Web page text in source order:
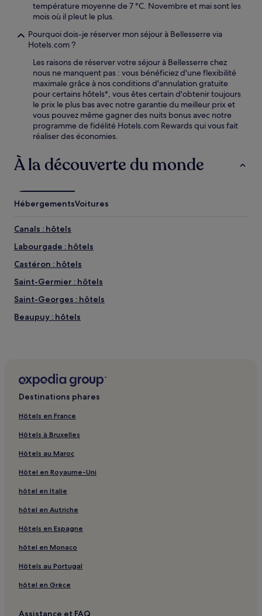
température moyenne de 7 °C. Novembre et mai sont les
mois où il pleut le plus.
Pourquoi dois-je réserver mon séjour à Bellesserre via
Hotels.com ?
Les raisons de réserver votre séjour à Bellesserre chez
nous ne manquent pas : vous bénéficiez d'une flexibilité
maximale grâce à nos conditions d'annulation gratuite
pour certains hôtels*, vous êtes certain d'obtenir toujours
le prix le plus bas avec notre garantie du meilleur prix et
vous pouvez même gagner des nuits bonus avec notre
programme de fidélité Hotels.com Rewards qui vous fait
réaliser des économies.
À la découverte du monde
HébergementsVoitures
Canals : hôtels
Labourgade : hôtels
Castéron : hôtels
Saint-Germier : hôtels
Saint-Georges : hôtels
Beaupuy : hôtels
Bouillac : hôtels
Montgaillard : hôtels
Montain : hôtels
Fajolles : hôtels
Gensac : hôtels
Sérignac : hôtels
Thil : hôtels
Bellegarde-Sainte-Marie : hôtels
Lagraulet-Saint-Nicolas : hôtels
Le Grès : hôtels
Laréole : hôtels
Sainte-Livrade : hôtels
Destinations phares
Hôtels en France
Hôtels à Bruxelles
Hôtels au Maroc
Hôtel en Royaume-Uni
hôtel en Italie
hôtel en Autriche
Hôtels en Espagne
hôtel en Monaco
Hôtels au Portugal
hôtel en Grèce
Assistance et FAQ